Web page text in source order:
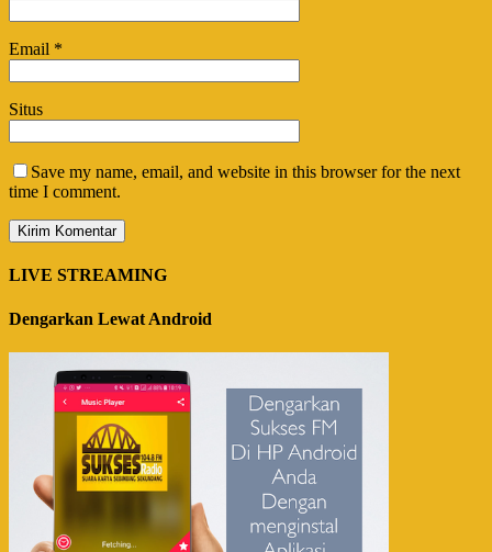
Email *
Situs
Save my name, email, and website in this browser for the next
time I comment.
LIVE STREAMING
Dengarkan Lewat Android